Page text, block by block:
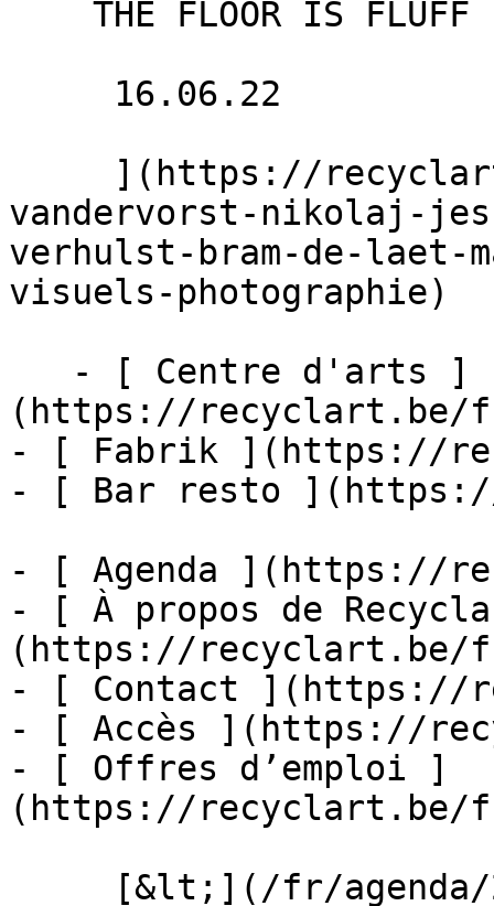
vandervorst-nikolaj-
verhulst-bram-de-laet-
visuels-photographie)
(https://recyclart.be/
- [ Fabrik ](https://
- [ Bar resto
- [ Agenda ](https://
- [ À propos de
(https://recyclart.be/
- [ Contact ](https://
- [ Accès ](https://
- [ Offres d’emploi ]
(https://recyclart.be/